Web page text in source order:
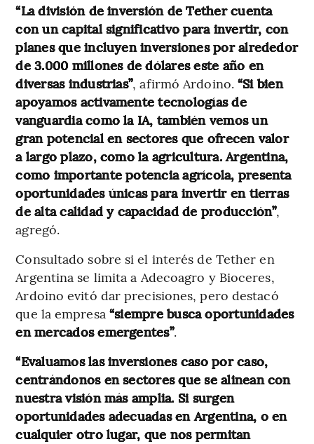
“La división de inversión de Tether cuenta
con un capital significativo para invertir, con
planes que incluyen inversiones por alrededor
de 3.000 millones de dólares este año en
diversas industrias”, afirmó Ardoino.“Si bien
apoyamos activamente tecnologías de
vanguardia como la IA, también vemos un
gran potencial en sectores que ofrecen valor
a largo plazo, como la agricultura. Argentina,
como importante potencia agrícola, presenta
oportunidades únicas para invertir en tierras
de alta calidad y capacidad de producción”,
agregó.
Consultado sobre si el interés de Tether en
Argentina se limita a Adecoagro y Bioceres,
Ardoino evitó dar precisiones, pero destacó
que la empresa “siempre busca oportunidades
en mercados emergentes”.
“Evaluamos las inversiones caso por caso,
centrándonos en sectores que se alinean con
nuestra visión más amplia. Si surgen
oportunidades adecuadas en Argentina, o en
cualquier otro lugar, que nos permitan